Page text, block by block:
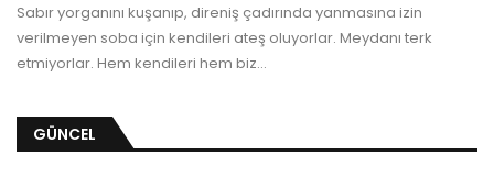
Sabır yorganını kuşanıp, direniş çadırında yanmasına izin
verilmeyen soba için kendileri ateş oluyorlar. Meydanı terk
etmiyorlar. Hem kendileri hem biz…
GÜNCEL